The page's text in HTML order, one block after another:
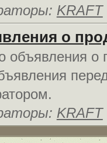
KRAFT
о
объявления о
KRAFT